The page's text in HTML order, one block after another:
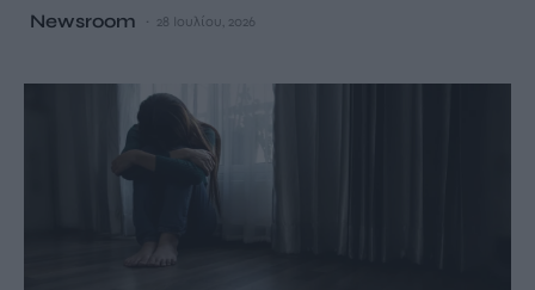
Newsroom 28 Ιουλίου, 2026